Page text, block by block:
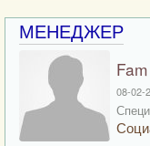
МЕНЕДЖЕР
Fam
08-02-